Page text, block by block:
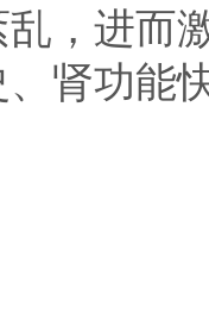
，进而
肾功能